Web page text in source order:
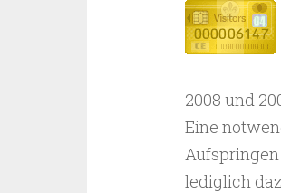
2008 und
Eine
lediglich